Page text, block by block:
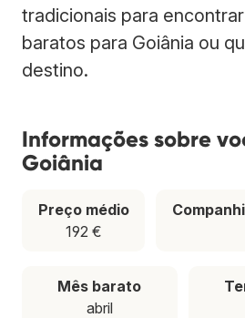
tradicionais para
baratos para Goiânia ou
destino.
Informações sobre
Goiânia
Preço médio
192 €
Mês barato
abril